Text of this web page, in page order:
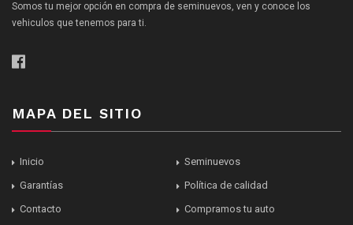
Somos tu mejor opción en compra de seminuevos, ven y conoce los
vehiculos que tenemos para ti.
MAPA DEL SITIO
Inicio
Seminuevos
Garantías
Política de calidad
Contacto
Compramos tu auto